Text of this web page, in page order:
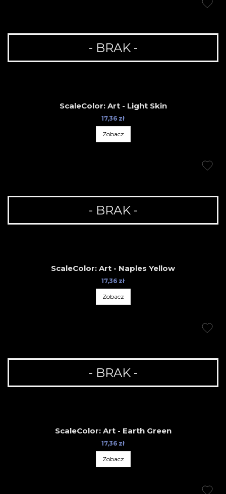
- BRAK -
ScaleColor: Art - Light Skin
17,36 zł
Zobacz
- BRAK -
ScaleColor: Art - Naples Yellow
17,36 zł
Zobacz
- BRAK -
ScaleColor: Art - Earth Green
17,36 zł
Zobacz